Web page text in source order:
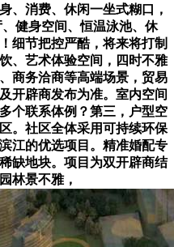
、消费、休闲一坐式糊口，
健身空间、恒温泳池、休
细节把控严酷，将来将打制
、艺术体验空间，四时不雅
商务洽商等高端场景，贸易
开辟商发布为准。室内空间
个联系体例？第三，户型空
。社区全体采用可持续环保
江的优选项目。精准婚配专
缺地块。项目为双开辟商结
林景不雅，